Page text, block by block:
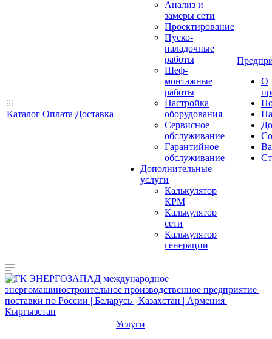
Каталог Оплата Доставка
Анализ и
замеры сети
Проектирование
Пуско-
наладочные
работы
Шеф-
монтажные
работы
Настройка
оборудования
Сервисное
обслуживание
Гарантийное
обслуживание
Дополнительные
услуги
Калькулятор
КРМ
Калькулятор
сети
Калькулятор
генерации
О
Услуги